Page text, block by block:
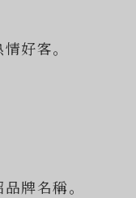
好客。
牌名稱。